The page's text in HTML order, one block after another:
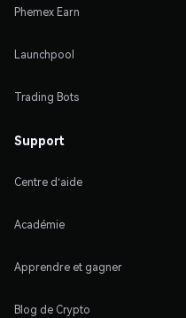
Phemex Earn
Launchpool
Trading Bots
Support
Centre d'aide
Académie
Apprendre et gagner
Blog de Crypto